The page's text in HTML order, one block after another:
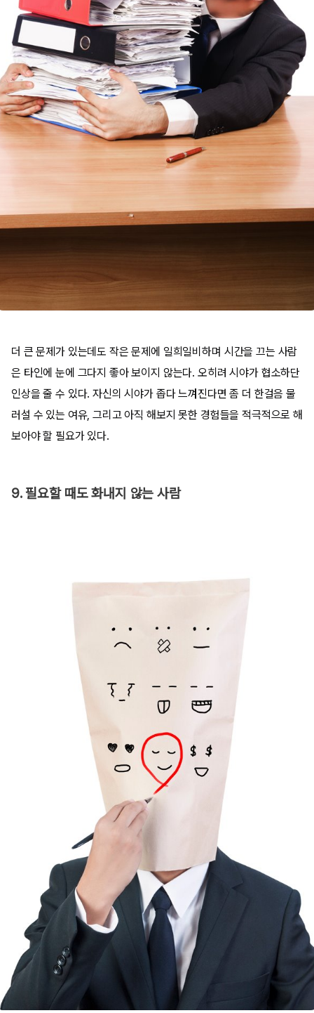
더 큰 문제가 있는데도 작은 문제에 일희일비하며 시간을 끄는 사람
은 타인에 눈에 그다지 좋아 보이지 않는다. 오히려 시야가 협소하단
인상을 줄 수 있다. 자신의 시야가 좁다 느껴진다면 좀 더 한걸음 물
러설 수 있는 여유, 그리고 아직 해보지 못한 경험들을 적극적으로 해
보아야 할 필요가 있다.
9. 필요할 때도 화내지 않는 사람